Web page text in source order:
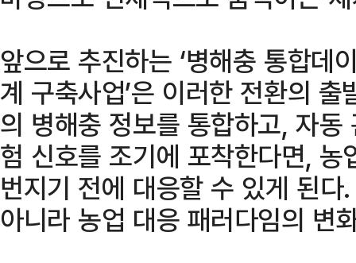
앞으로 추진하는 ‘병해충 통합데
계 구축사업’은 이러한 전환의
의 병해충 정보를 통합하고, 자
험 신호를 조기에 포착한다면,
번지기 전에 대응할 수 있게 된
아니라 농업 대응 패러다임의 변